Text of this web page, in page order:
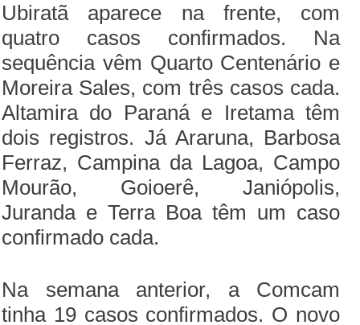
Ubiratã aparece na frente, com
quatro casos confirmados. Na
sequência vêm Quarto Centenário e
Moreira Sales, com três casos cada.
Altamira do Paraná e Iretama têm
dois registros. Já Araruna, Barbosa
Ferraz, Campina da Lagoa, Campo
Mourão, Goioerê, Janiópolis,
Juranda e Terra Boa têm um caso
confirmado cada.
Na semana anterior, a Comcam
tinha 19 casos confirmados. O novo